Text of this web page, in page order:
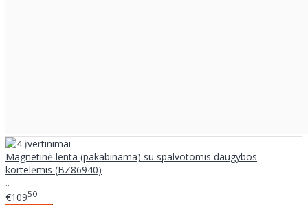
Magnetinė lenta (pakabinama) su spalvotomis daugybos
kortelėmis (BZ86940)
..
€10950